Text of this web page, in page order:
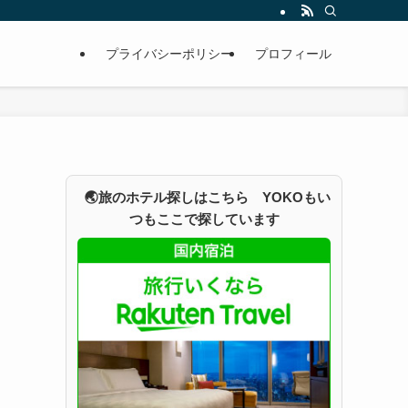
プライバシーポリシー プロフィール
🌏旅のホテル探しはこちら YOKOもい
つもここで探しています